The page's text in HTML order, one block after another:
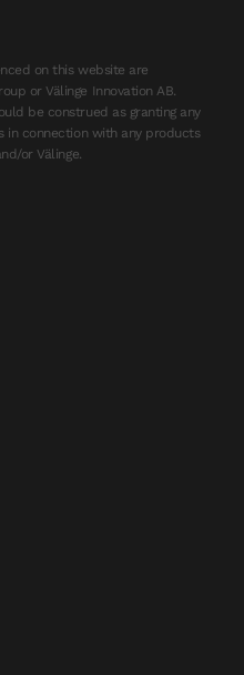
on this website are
or Välinge Innovation AB.
be construed as granting any
in connection with any products
or Välinge.